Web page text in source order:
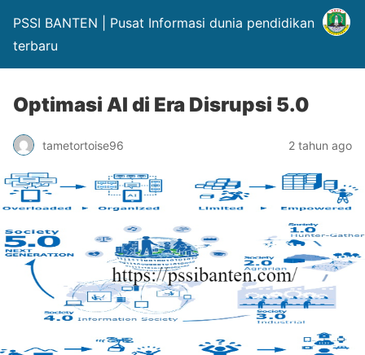
PSSI BANTEN | Pusat Informasi dunia pendidikan
terbaru
Optimasi AI di Era Disrupsi 5.0
tametortoise96 2 tahun ago